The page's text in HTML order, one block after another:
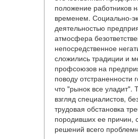
положение работников
временем. Социально-
деятельностью
атмосфера
непосредственное
сложились традиции и
профсоюзов на
поводу отстраненности
что "рынок все уладит".
взгляд специалистов,
трудовая обстановка
породивших ее причин,
решений всего